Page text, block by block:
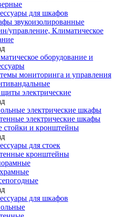
для шкафов
звукоизолированные
управление, Климатическое
оборудование и
мониторинга и управления
электрические
электрические шкафы
электрические шкафы
стойки и кронштейны
для стоек
кронштейны
для шкафов